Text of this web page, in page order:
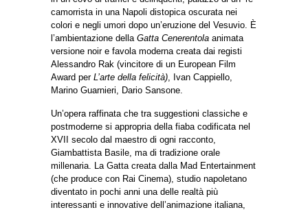
camorrista in una Napoli distopica oscurata nei
colori e negli umori dopo un’eruzione del Vesuvio. È
l’ambientazione della Gatta Cenerentola animata
versione noir e favola moderna creata dai registi
Alessandro Rak (vincitore di un European Film
Award per L’arte della felicità), Ivan Cappiello,
Marino Guarnieri, Dario Sansone.
Un’opera raffinata che tra suggestioni classiche e
postmoderne si appropria della fiaba codificata nel
XVII secolo dal maestro di ogni racconto,
Giambattista Basile, ma di tradizione orale
millenaria. La Gatta creata dalla Mad Entertainment
(che produce con Rai Cinema), studio napoletano
diventato in pochi anni una delle realtà più
interessanti e innovative dell’animazione italiana,